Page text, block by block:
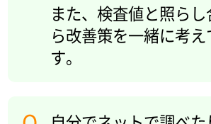
また、検査値と照ら
ら改善策を一緒に考
す。